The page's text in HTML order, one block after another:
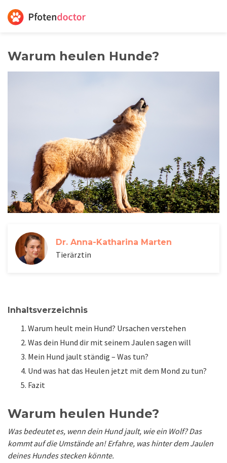
Warum heulen Hunde?
Dr. Anna-Katharina Marten
Tierärztin
Inhaltsverzeichnis
Warum heult mein Hund? Ursachen verstehen
Was dein Hund dir mit seinem Jaulen sagen will
Mein Hund jault ständig – Was tun?
Und was hat das Heulen jetzt mit dem Mond zu tun?
Fazit
Warum heulen Hunde?
Was bedeutet es, wenn dein Hund jault, wie ein Wolf? Das
kommt auf die Umstände an! Erfahre, was hinter dem Jaulen
deines Hundes stecken könnte.